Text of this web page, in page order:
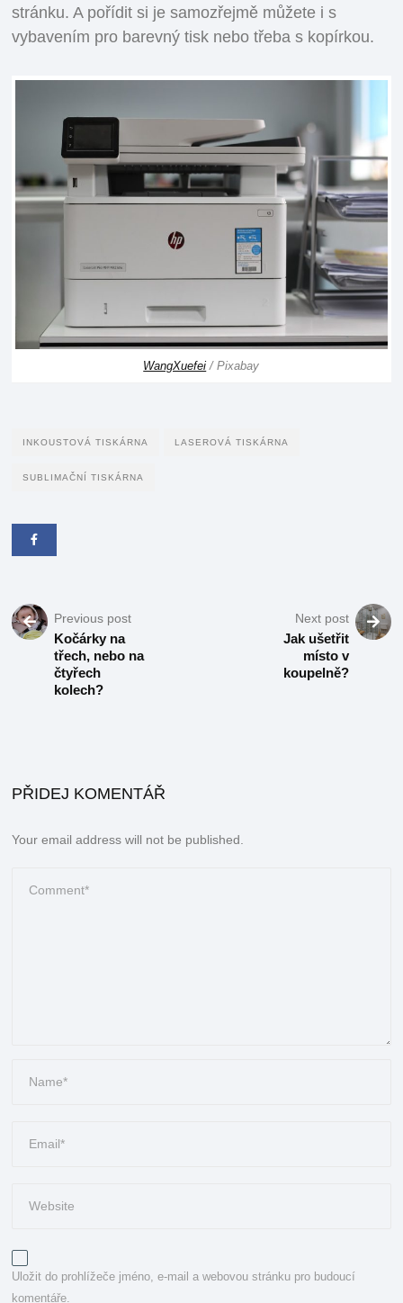
stránku. A pořídit si je samozřejmě můžete i s
vybavením pro barevný tisk nebo třeba s kopírkou.
WangXuefei / Pixabay
INKOUSTOVÁ TISKÁRNA LASEROVÁ TISKÁRNA
SUBLIMAČNÍ TISKÁRNA
Previous post
Kočárky na
třech, nebo na
čtyřech
kolech?
Next post
Jak ušetřit
místo v
koupelně?
PŘIDEJ KOMENTÁŘ
Your email address will not be published.
Uložit do prohlížeče jméno, e-mail a webovou stránku pro budoucí
komentáře.